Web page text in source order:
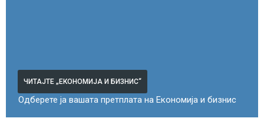
ЧИТАЈТЕ „ЕКОНОМИЈА И БИЗНИС“
Одберете ја вашата претплата на Економија и бизнис